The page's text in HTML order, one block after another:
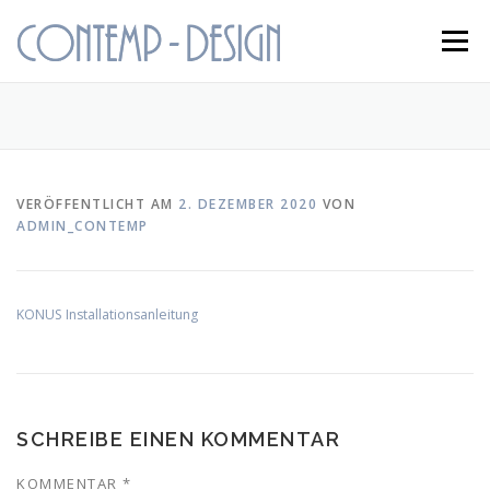
Inhalt
springen
Menü
VERÖFFENTLICHT AM 2. DEZEMBER 2020 VON
ADMIN_CONTEMP
KONUS Installationsanleitung
SCHREIBE EINEN KOMMENTAR
KOMMENTAR *